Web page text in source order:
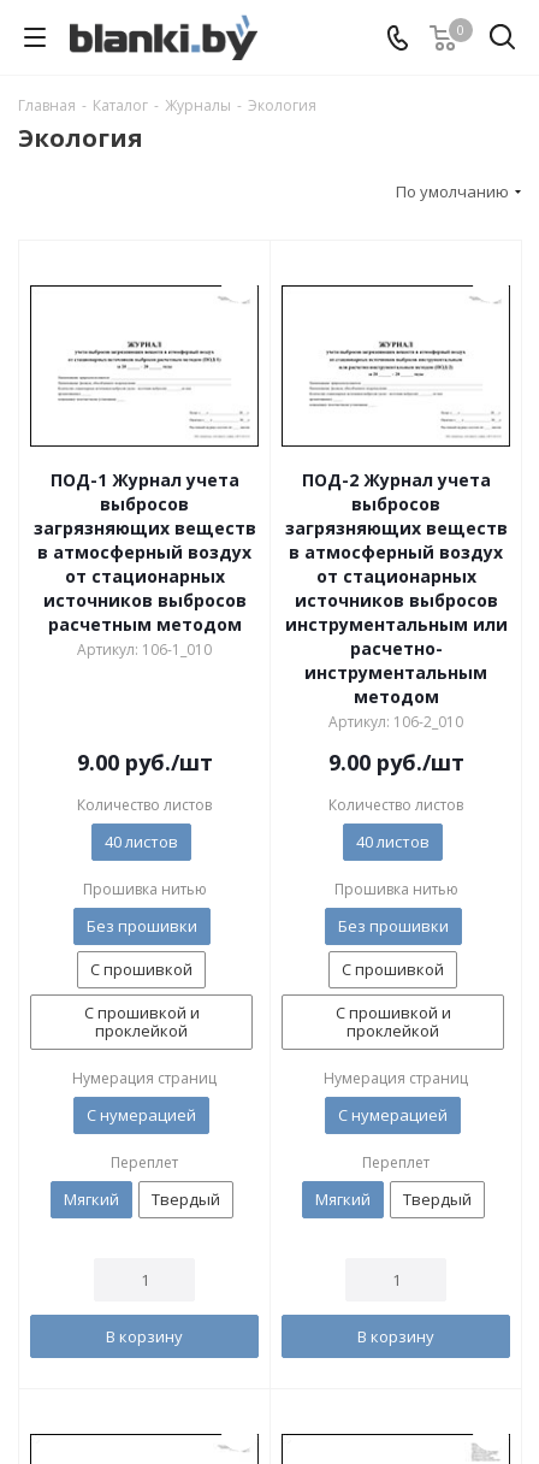
0
Главная - Каталог - Журналы - Экология
Экология
По умолчанию
ПОД-1 Журнал учета
выбросов
загрязняющих веществ
в атмосферный воздух
от стационарных
источников выбросов
расчетным методом
Артикул: 106-1_010
9.00руб./шт
Количество листов
40 листов
Прошивка нитью
Без прошивки
С прошивкой
С прошивкой и
проклейкой
Нумерация страниц
С нумерацией
Переплет
Мягкий Твердый
В корзину
ПОД-2 Журнал учета
выбросов
загрязняющих веществ
в атмосферный воздух
от стационарных
источников выбросов
инструментальным или
расчетно-
инструментальным
методом
Артикул: 106-2_010
9.00руб./шт
Количество листов
40 листов
Прошивка нитью
Без прошивки
С прошивкой
С прошивкой и
проклейкой
Нумерация страниц
С нумерацией
Переплет
Мягкий Твердый
В корзину